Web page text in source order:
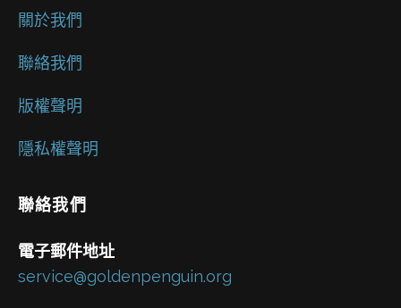
關於我們
聯絡我們
版權聲明
隱私權聲明
聯絡我們
電子郵件地址
service@goldenpenguin.org